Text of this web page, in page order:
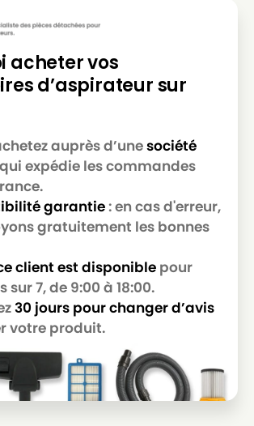
acheter vos
d’aspirateur sur
auprès d’unesociété
expédie les commandes
garantie: en cas d'erreur,
gratuitement les bonnes
client est disponible pour
sur 7, de 9:00 à 18:00.
30 jours pour changer d’avis
votre produit.